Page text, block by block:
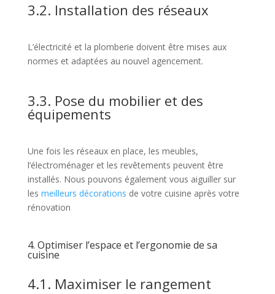
3.2. Installation des réseaux
L’électricité et la plomberie doivent être mises aux
normes et adaptées au nouvel agencement.
3.3. Pose du mobilier et des
équipements
Une fois les réseaux en place, les meubles,
l’électroménager et les revêtements peuvent être
installés. Nous pouvons également vous aiguiller sur
les meilleurs décorations de votre cuisine après votre
rénovation
4. Optimiser l’espace et l’ergonomie de sa
cuisine
4.1. Maximiser le rangement